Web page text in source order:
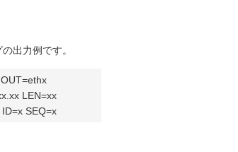
出力例です。
LEN=xx
SEQ=x